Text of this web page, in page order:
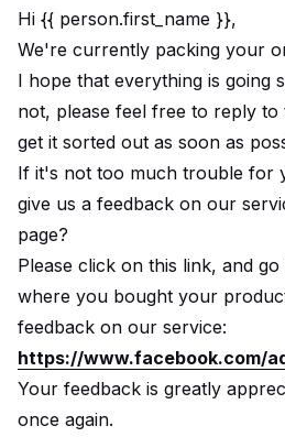
Hi {{ person.first_name }},
We're currently packing your
I hope that everything is going
not, please feel free to reply to
get it sorted out as soon as
If it's not too much trouble for
give us a feedback on our
page?
Please click on this link, and
where you bought your
feedback on our service:
https://www.facebook.com/
Your feedback is greatly
once again.